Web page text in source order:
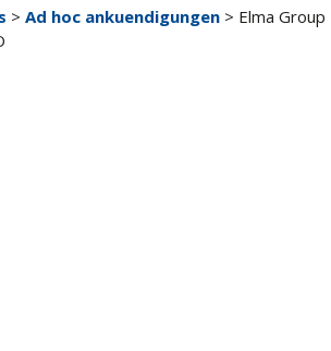
> Ad hoc ankuendigungen > Elma Group